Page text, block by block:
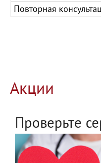
Повторная
Акции
Проверьте